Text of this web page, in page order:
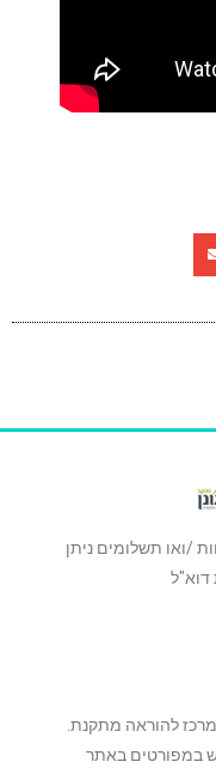
/ואו תשלומים ניתן
דוא"ל
להוראה מתקנת.
במפורטים באתר